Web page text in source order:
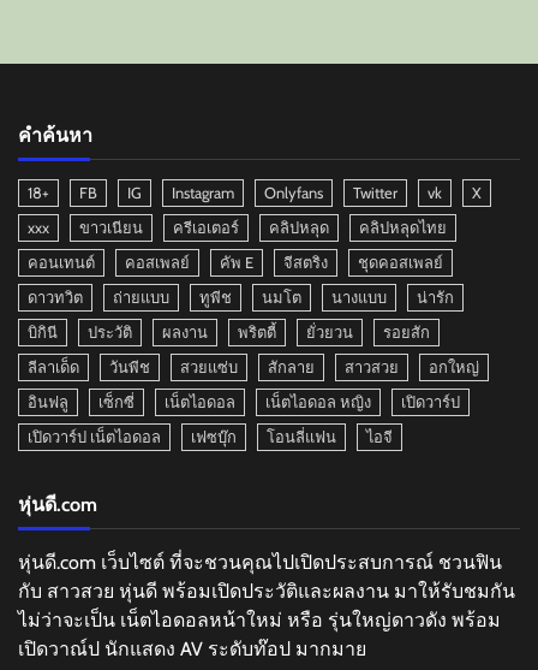
คำค้นหา
18+ FB IG Instagram Onlyfans Twitter vk
X
xxx
ขาวเนียน ครีเอเตอร์ คลิปหลุด
คลิปหลุดไทย
คอนเทนต์
คอสเพลย์ คัพ E จีสตริง
ชุดคอสเพลย์
ดาวทวิต
ถ่ายแบบ ทูพีช นมโต นางแบบ
น่ารัก
บิกินี
ประวัติ ผลงาน พริตตี้ ยั่วยวน
รอยสัก
ลีลาเด็ด
วันพีช สวยแซ่บ สักลาย สาวสวย
อกใหญ่
อินฟลู
เซ็กซี่ เน็ตไอดอล เน็ตไอดอล หญิง
เปิดวาร์ป
เปิดวาร์ป เน็ตไอดอล
เฟซบุ๊ก โอนลี่แฟน ไอจี
หุ่นดี.com
หุ่นดี.com เว็บไซต์ ที่จะชวนคุณไปเปิดประสบการณ์ ชวนฟิน
กับ สาวสวย หุ่นดี พร้อมเปิดประวัติและผลงาน มาให้รับชมกัน
ไม่ว่าจะเป็น เน็ตไอดอลหน้าใหม่ หรือ รุ่นใหญ่ดาวดัง พร้อม
เปิดวาณ์ป นักแสดง AV ระดับท๊อป มากมาย